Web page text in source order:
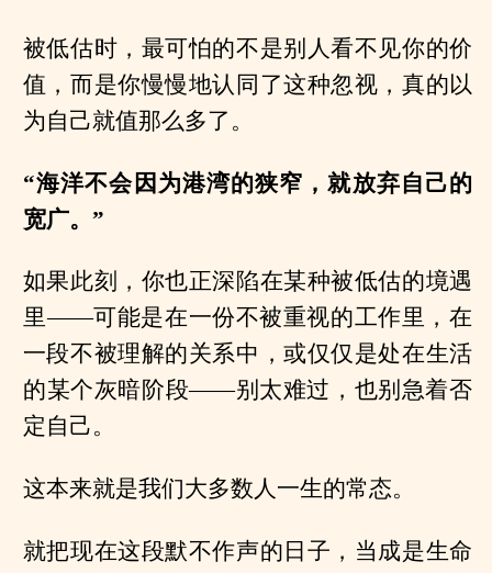
被低估时，最可怕的不是别人看不见你的价
值，而是你慢慢地认同了这种忽视，真的以
为自己就值那么多了。
“海洋不会因为港湾的狭窄，就放弃自己的
宽广。”
如果此刻，你也正深陷在某种被低估的境遇
里——可能是在一份不被重视的工作里，在
一段不被理解的关系中，或仅仅是处在生活
的某个灰暗阶段——别太难过，也别急着否
定自己。
这本来就是我们大多数人一生的常态。
就把现在这段默不作声的日子，当成是生命